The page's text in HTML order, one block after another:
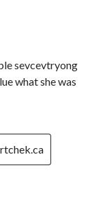
sevcevtryong
what she was